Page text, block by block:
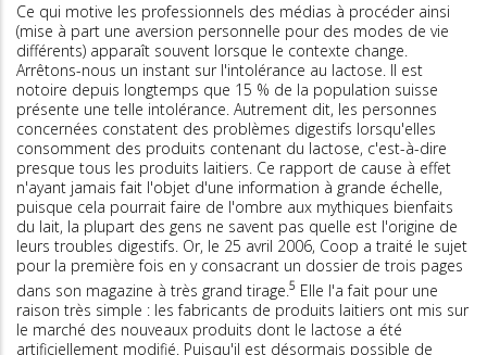
Ce qui motive les professionnels des médias à procéder ainsi
(mise à part une aversion personnelle pour des modes de vie
différents) apparaît souvent lorsque le contexte change.
Arrêtons-nous un instant sur l'intolérance au lactose. Il est
notoire depuis longtemps que 15 % de la population suisse
présente une telle intolérance. Autrement dit, les personnes
concernées constatent des problèmes digestifs lorsqu'elles
consomment des produits contenant du lactose, c'est-à-dire
presque tous les produits laitiers. Ce rapport de cause à effet
n'ayant jamais fait l'objet d'une information à grande échelle,
puisque cela pourrait faire de l'ombre aux mythiques bienfaits
du lait, la plupart des gens ne savent pas quelle est l'origine de
leurs troubles digestifs. Or, le 25 avril 2006, Coop a traité le sujet
pour la première fois en y consacrant un dossier de trois pages
dans son magazine à très grand tirage. 5 Elle l'a fait pour une
raison très simple : les fabricants de produits laitiers ont mis sur
le marché des nouveaux produits dont le lactose a été
artificiellement modifié. Puisqu'il est désormais possible de